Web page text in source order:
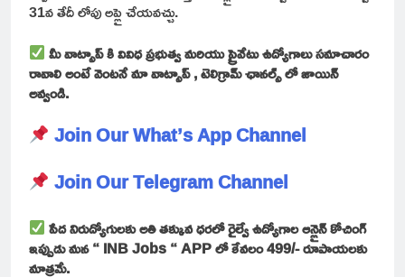
31వ తేదీ లోపు అప్లై చేయవచ్చు.
మీ వాట్సాప్ కి వివిధ ప్రభుత్వ మరియు ప్రైవేటు ఉద్యోగాలు సమాచారం
రావాలి అంటే వెంటనే మా వాట్సాప్ , టెలిగ్రామ్ ఛానల్స్ లో జాయిన్
అవ్వండి.
Join Our What’s App Channel
Join Our Telegram Channel
పేద నిరుద్యోగులకు అతి తక్కువ ధరలో రైల్వే ఉద్యోగాల ఆన్లైన్ కోచింగ్
ఇప్పుడు మన “ INB Jobs “ APP లో కేవలం 499/- రూపాయలకు
మాత్రమే.